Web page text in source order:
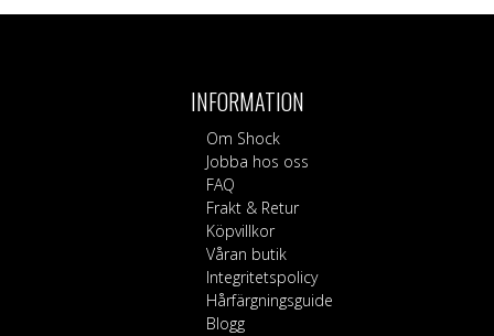
INFORMATION
Om Shock
Jobba hos oss
FAQ
Frakt & Retur
Köpvillkor
Våran butik
Integritetspolicy
Hårfärgningsguide
Blogg